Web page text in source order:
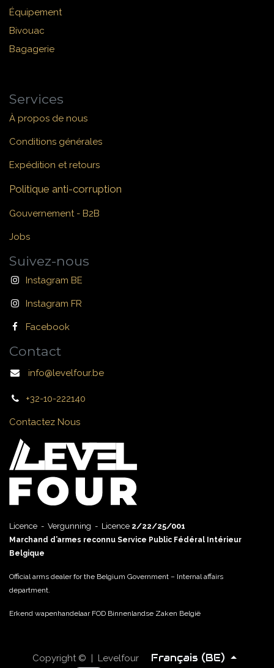
Équipement
Bivouac
Bagagerie
Services
À propos de nous
Conditions générales
Expédition et retours
Politique anti-corruption
Gouvernement - B2B
Jobs
Suivez-nous
Instagram BE
Instagram FR
Facebook
Contact
info@levelfour.be
+32-10-222140
Contactez Nous
Licence - Vergunning - Licence 2/22/25/001
Marchand d’armes reconnu Service Public Fédéral Intérieur
Belgique
Official arms dealer for the Belgium Government – Internal affairs
department.
Erkend wapenhandelaar FOD Binnenlandse Zaken België
Copyright © | Levelfour Français (BE)